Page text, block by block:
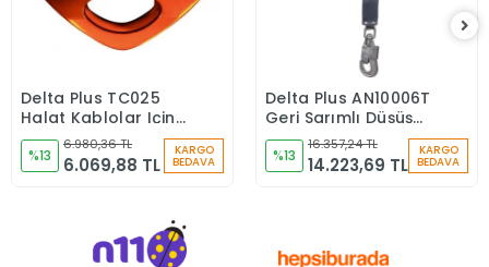
Sepete Ekle
Delta Plus TC025
Halat Kablolar Için
Çift Kansak Makara
%13
6.980,36 TL
6.069,88 TL
KARGO
BEDAVA
Sepete Ekle
Delta Plus AN10006T
Geri Sarımlı Düşüş
Durdurucu
%13
16.357,24 TL
14.223,69 TL
KARGO
BEDAVA